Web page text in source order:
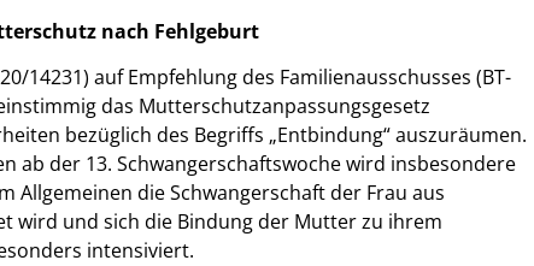
nach Fehlgeburt
14231) auf Empfehlung des Familienausschusses (BT-
das Mutterschutzanpassungsgesetz
bezüglich des Begriffs „Entbindung“ auszuräumen.
ab der 13. Schwangerschaftswoche wird insbesondere
Allgemeinen die Schwangerschaft der Frau aus
wird und sich die Bindung der Mutter zu ihrem
intensiviert.